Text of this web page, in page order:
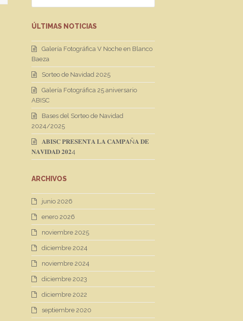
ÚLTIMAS NOTICIAS
Galería Fotográfica V Noche en Blanco
Baeza
Sorteo de Navidad 2025
Galería Fotográfica 25 aniversario
ABISC
Bases del Sorteo de Navidad
2024/2025
𝐀𝐁𝐈𝐒𝐂 𝐏𝐑𝐄𝐒𝐄𝐍𝐓𝐀 𝐋𝐀 𝐂𝐀𝐌𝐏𝐀Ñ𝐀 𝐃𝐄
𝐍𝐀𝐕𝐈𝐃𝐀𝐃 𝟐𝟎𝟐4
ARCHIVOS
junio 2026
enero 2026
noviembre 2025
diciembre 2024
noviembre 2024
diciembre 2023
diciembre 2022
septiembre 2020